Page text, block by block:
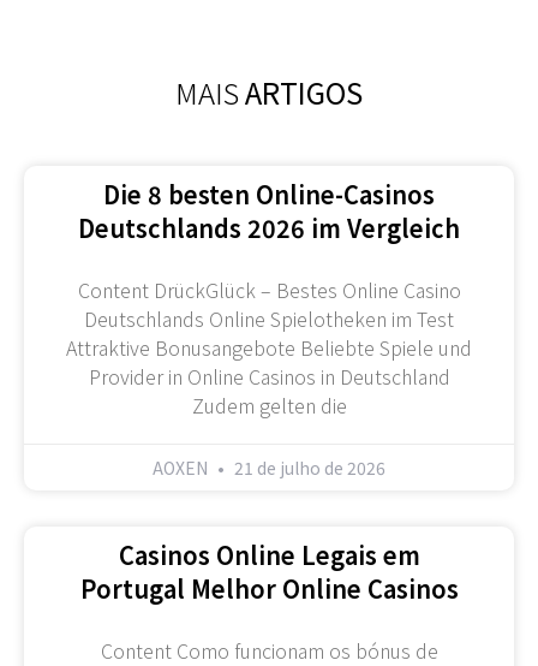
MAISARTIGOS
Die 8 besten Online-Casinos
Deutschlands 2026 im Vergleich
Content DrückGlück – Bestes Online Casino
Deutschlands Online Spielotheken im Test
Attraktive Bonusangebote Beliebte Spiele und
Provider in Online Casinos in Deutschland
Zudem gelten die
AOXEN 21 de julho de 2026
Casinos Online Legais em
Portugal Melhor Online Casinos
Content Como funcionam os bónus de